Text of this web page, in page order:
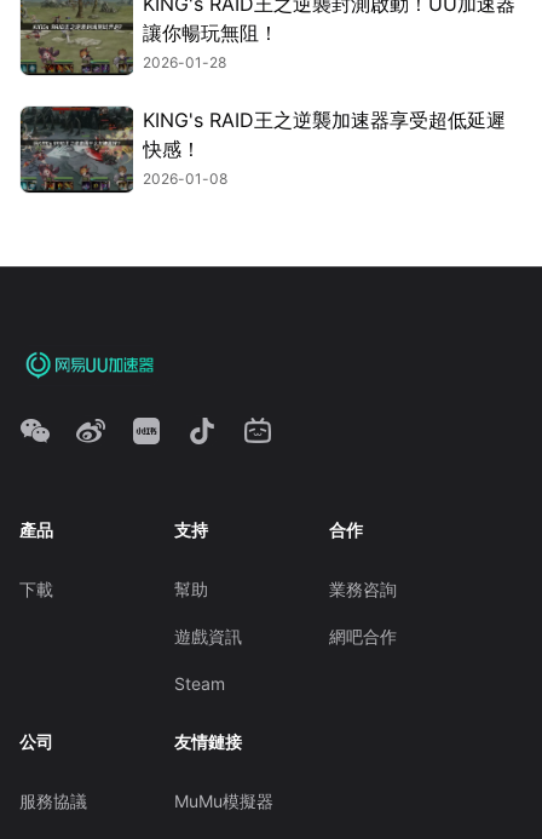
讓你暢玩無阻！
2026-01-28
KING's RAID王之逆襲加速器享受超低延遲
快感！
2026-01-08
產品
下載
支持
幫助
遊戲資訊
Steam
合作
業務咨詢
網吧合作
公司
服務協議
友情鏈接
MuMu模擬器